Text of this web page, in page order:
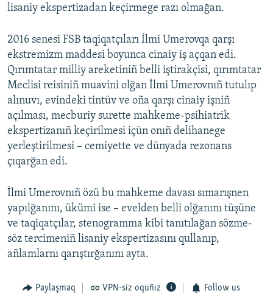
lisaniy ekspertizadan keçirmege razı olmağan.
2016 senesi FSB taqiqatçıları İlmi Umerovqa qarşı
ekstremizm maddesi boyunca cinaiy iş açqan edi.
Qırımtatar milliy areketiniñ belli iştirakçisi, qırımtatar
Meclisi reisiniñ muavini olğan İlmi Umerovnıñ tutulıp
alınuvı, evindeki tintüv ve oña qarşı cinaiy işniñ
açılması, mecburiy surette mahkeme-psihiatrik
ekspertizanıñ keçirilmesi içün onıñ delihanege
yerleştirilmesi – cemiyette ve dünyada rezonans
çıqarğan edi.
İlmi Umerovnıñ özü bu mahkeme davası sımarışnen
yapılğanını, ükümi ise – evelden belli olğanını tüşüne
ve taqiqatçılar, stenogramma kibi tanıtılağan sözme-
söz tercimeniñ lisaniy ekspertizasını qullanıp,
añlamlarnı qarıştırğanını ayta.
Paylaşmaq VPN-siz oquñız Follow us